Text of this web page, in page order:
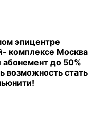
эпицентре
комплексе Москва
до 50%
возможность стать